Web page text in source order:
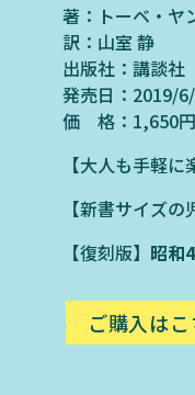
著：トーベ・ヤ
訳：山室 静
出版社：講談社
発売日：2019/
価 格：1,650円
【大人も手軽に
【新書サイズの
【復刻版】 昭和
ご購入はこ